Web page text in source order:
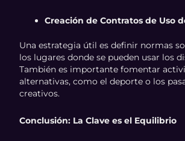
Creación de Contratos de Uso
Una estrategia útil es definir normas
los lugares donde se pueden usar los
También es importante fomentar
alternativas, como el deporte o los
creativos.
Conclusión: La Clave es el Equilibrio